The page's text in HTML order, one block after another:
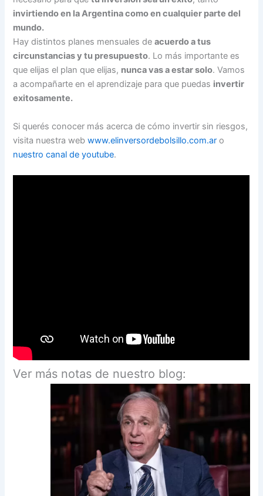
invirtiendo en la Argentina como en cualquier parte del
mundo.
Hay distintos planes mensuales deacuerdo a tus
circunstancias y tu presupuesto. Lo más importante es
que elijas el plan que elijas, nunca vas a estar solo. Vamos
a acompañarte en el aprendizaje para que puedas invertir
exitosamente.
Si querés conocer más acerca de cómo invertir sin riesgos,
visita nuestra webwww.elinversordebolsillo.com.ar o
nuestro canal de youtube.
Ver más notas de nuestro blog: